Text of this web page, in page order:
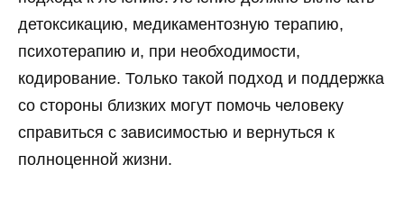
детоксикацию, медикаментозную терапию,
психотерапию и, при необходимости,
кодирование. Только такой подход и поддержка
со стороны близких могут помочь человеку
справиться с зависимостью и вернуться к
полноценной жизни.